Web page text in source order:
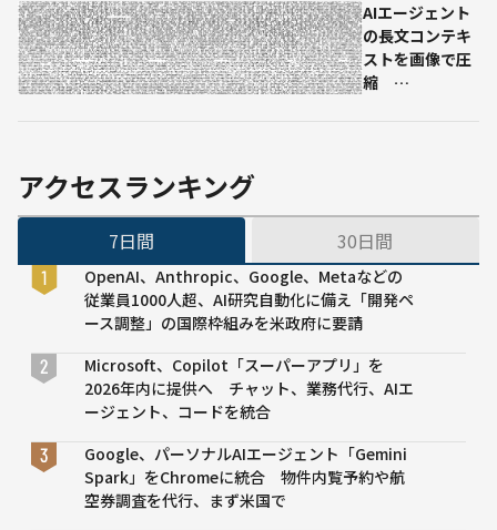
AIで
連
携
安川
機、
AIエージェント
の長文コンテキ
ストを画像で圧
縮
アクセスランキング
7日間 30日間
OpenAI、Anthropic、Google、Metaなどの
従業員1000人超、AI研究自動化に備え「開発ペ
ース調整」の国際枠組みを米政府に要請
Microsoft、Copilot「スーパーアプリ」を
2026年内に提供へ チャット、業務代行、AIエ
ージェント、コードを統合
Google、パーソナルAIエージェント「Gemini
Spark」をChromeに統合 物件内覧予約や航
空券調査を代行、まず米国で